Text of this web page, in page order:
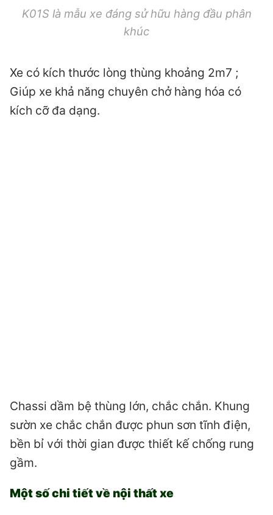
K01S là mẫu xe đáng sử hữu hàng đầu phân
khúc
Xe có kích thước lòng thùng khoảng 2m7 ;
Giúp xe khả năng chuyên chở hàng hóa có
kích cỡ đa dạng.
Chassi dầm bệ thùng lớn, chắc chắn. Khung
sườn xe chắc chắn được phun sơn tĩnh điện,
bền bỉ với thời gian được thiết kế chống rung
gầm.
Một số chi tiết về nội thất xe